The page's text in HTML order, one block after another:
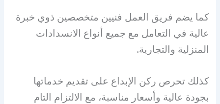
كما يضم فريق العمل فنيين متخصصين ذوي خبرة
عالية في التعامل مع جميع أنواع الانسدادات
المنزلية والتجارية.
كذلك تحرص ركن الإبداع على تقديم خدماتها
بجودة عالية وأسعار مناسبة، مع الالتزام التام